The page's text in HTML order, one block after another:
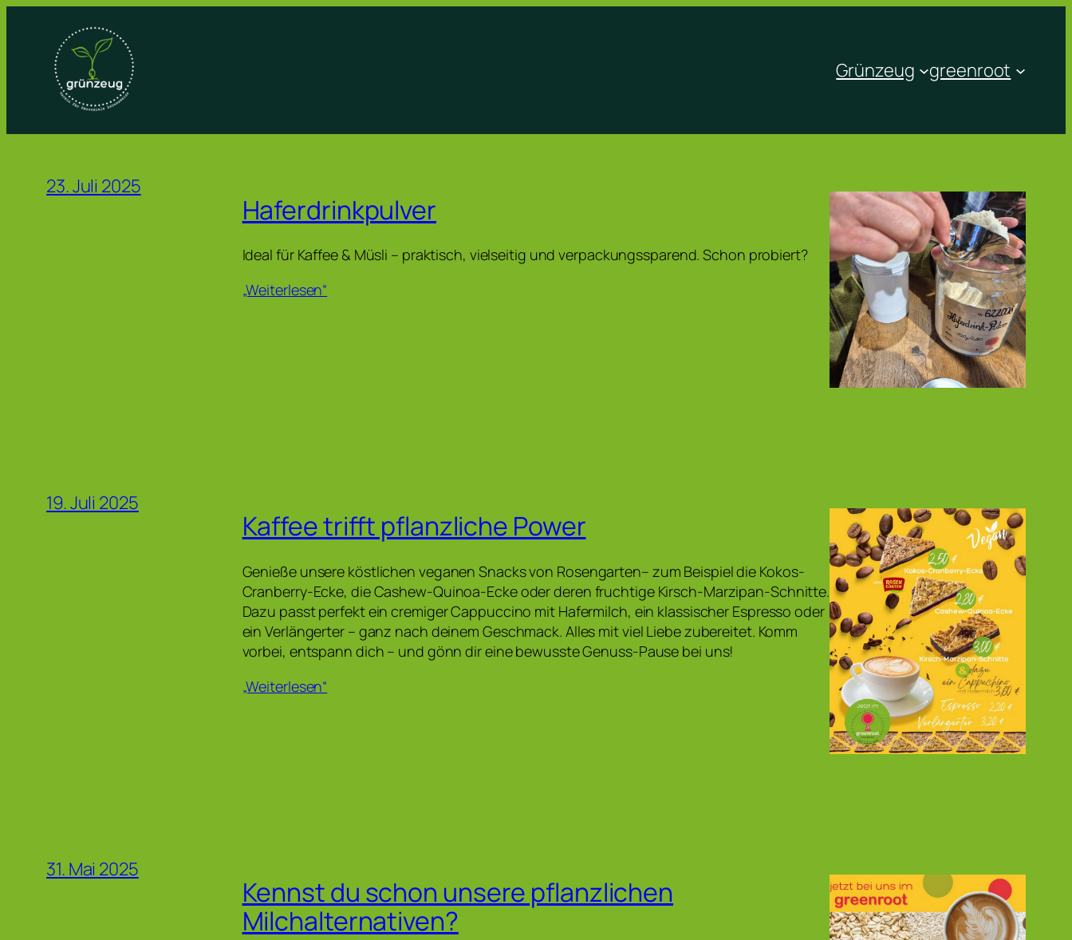
springen
Grünzeug greenroot
23. Juli 2025
Haferdrinkpulver
Ideal für Kaffee & Müsli – praktisch, vielseitig und verpackungssparend. Schon probiert?
„Weiterlesen“
19. Juli 2025
Kaffee trifft pflanzliche Power
Genieße unsere köstlichen veganen Snacks von Rosengarten– zum Beispiel die Kokos-
Cranberry-Ecke, die Cashew-Quinoa-Ecke oder deren fruchtige Kirsch-Marzipan-Schnitte.
Dazu passt perfekt ein cremiger Cappuccino mit Hafermilch, ein klassischer Espresso oder
ein Verlängerter – ganz nach deinem Geschmack. Alles mit viel Liebe zubereitet. Komm
vorbei, entspann dich – und gönn dir eine bewusste Genuss-Pause bei uns!
„Weiterlesen“
31. Mai 2025
Kennst du schon unsere pflanzlichen
Milchalternativen?